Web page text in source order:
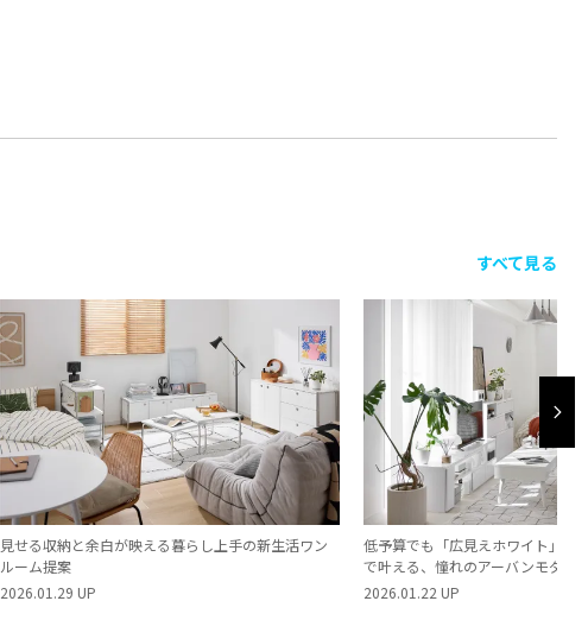
すべて見る
見せる収納と余白が映える暮らし上手の新生活ワン
ルーム提案
2026.01.29 UP
低予算でも「広見えホワイト」×
で叶える、憧れのアーバンモダンワ
2026.01.22 UP